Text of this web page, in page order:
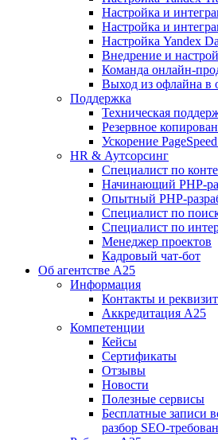
Настройка и
Настройка и
Настройка Yandex
Внедрение и
Команда онлайн-
Выход из офлайна в
Поддержка
Техническая
Резервное
Ускорение
HR & Аутсорсинг
Специалист по
Начинающий PHP-
Опытный PHP-
Специалист по
Специалист по
Менеджер проектов
Кадровый чат-бот
Об агентстве А25
Информация
Контакты и
Аккредитация А25
Компетенции
Кейсы
Сертификаты
Отзывы
Новости
Полезные сервисы
Бесплатные записи
разбор SEO-